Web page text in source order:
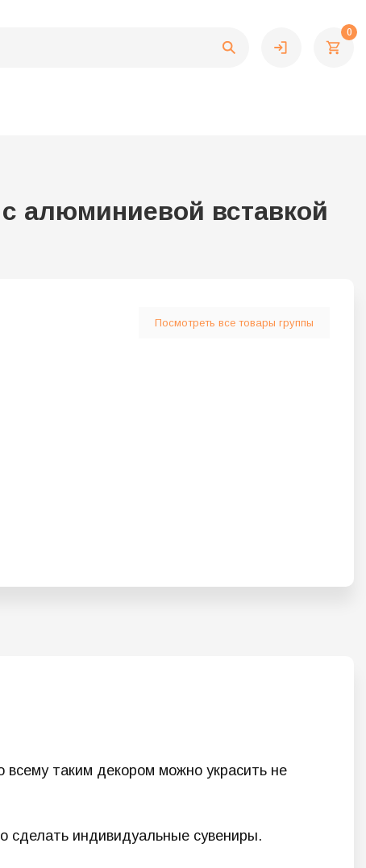
0
алюминиевой вставкой
Посмотреть все товары группы
всему таким декором можно украсить не
сделать индивидуальные сувениры.